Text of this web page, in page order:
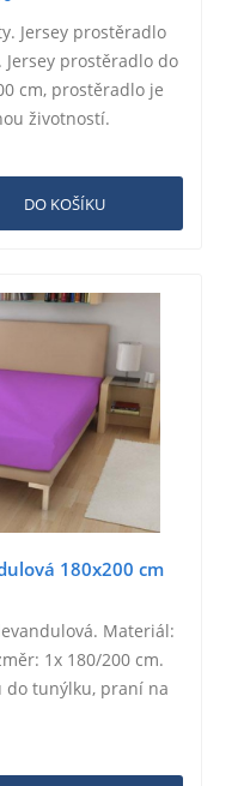
Jersey prostěradlo
Jersey prostěradlo do
cm, prostěradlo je
životností.
DO KOŠÍKU
180x200 cm
Materiál:
1x 180/200 cm.
do tunýlku, praní na